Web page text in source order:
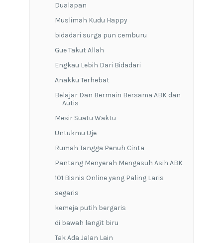
Dualapan
Muslimah Kudu Happy
bidadari surga pun cemburu
Gue Takut Allah
Engkau Lebih Dari Bidadari
Anakku Terhebat
Belajar Dan Bermain Bersama ABK dan
Autis
Mesir Suatu Waktu
Untukmu Uje
Rumah Tangga Penuh Cinta
Pantang Menyerah Mengasuh Asih ABK
101 Bisnis Online yang Paling Laris
segaris
kemeja putih bergaris
di bawah langit biru
Tak Ada Jalan Lain